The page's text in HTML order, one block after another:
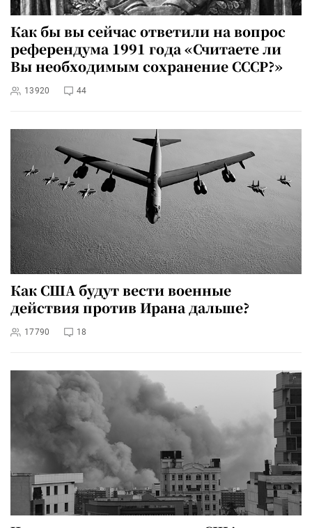
Как бы вы сейчас ответили на вопрос
референдума 1991 года «Считаете ли
Вы необходимым сохранение СССР?»
13920 44
Как США будут вести военные
действия против Ирана дальше?
17790 18